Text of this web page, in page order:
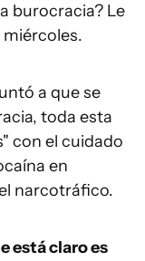
burocracia? Le
a que se
toda esta
con el cuidado
en
narcotráfico.
está claro es